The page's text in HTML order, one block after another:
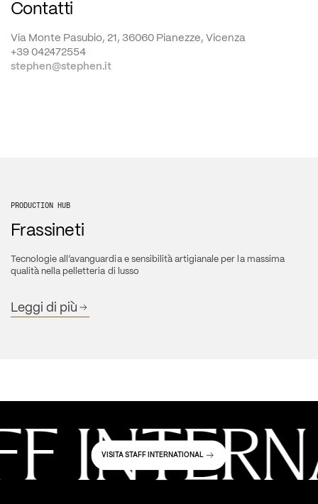
Contatti
Via Monte Pasubio, 21, 36060 Pianezze, Vicenza
+39 042472554
stephen@stephen.it
PRODUCTION HUB
Frassineti
Tecnologie all’avanguardia e sensibilità artigianale per la massima
qualità nella pelletteria di lusso
Leggi di più
VISITA STAFF INTERNATIONAL